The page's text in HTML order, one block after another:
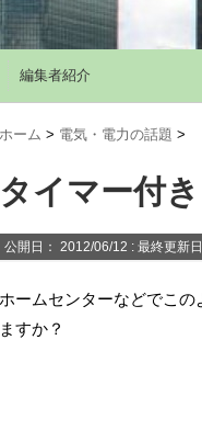
編集者紹介
ホーム > 電気・電力の話題 >
タイマー付
公開日： 2012/06/12 : 最終更新
ホームセンターなどでこ
ますか？